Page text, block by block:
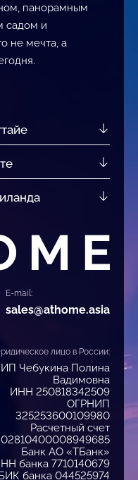
панорамным
садом и
не мечта, а
E-mail:
sales@athome.asia
лицо в России:
ИП Чебукина Полина
Вадимовна
ИНН 250818342509
ОГРНИП
325253600109980
Расчетный счет
Банк АО «ТБанк»
банка 7710140679
банка 044525974